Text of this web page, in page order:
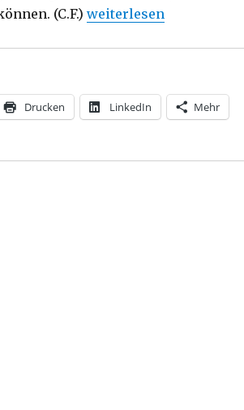
(C.F.) „Im Abstand von der
weiterlesen
Drucken LinkedIn Mehr